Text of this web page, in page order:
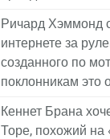
Ричард Хэммонд
интернете за
созданного по
поклонникам это
Кеннет Брана
Торе, похожий на